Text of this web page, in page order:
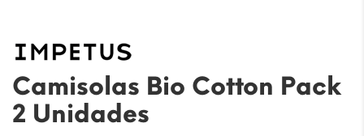
Camisolas Bio Cotton Pack
2 Unidades